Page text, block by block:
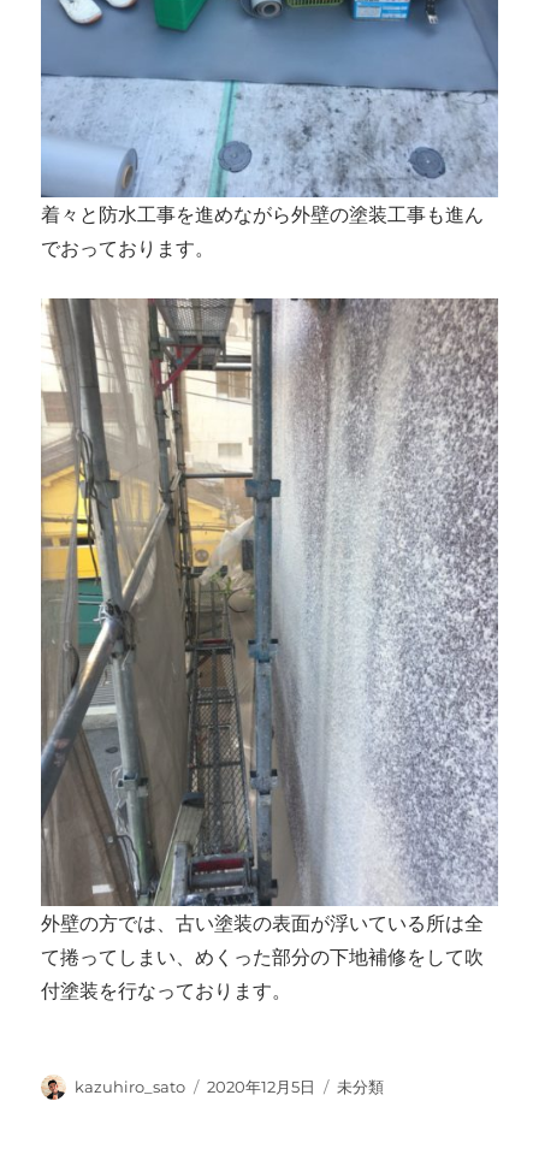
着々と防水工事を進めながら外壁の塗装工事も進ん
でおっております。
外壁の方では、古い塗装の表面が浮いている所は全
て捲ってしまい、めくった部分の下地補修をして吹
付塗装を行なっております。
投
kazuhiro_sato
投
2020年12月5日
カ
未分類